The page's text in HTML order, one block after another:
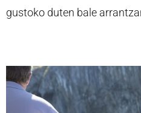
gustoko duten bale